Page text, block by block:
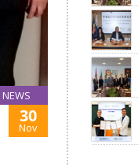
NEWS
30
Nov